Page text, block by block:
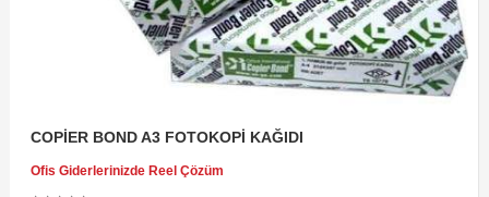
COPİER BOND A3 FOTOKOPİ KAĞIDI
Ofis Giderlerinizde Reel Çözüm